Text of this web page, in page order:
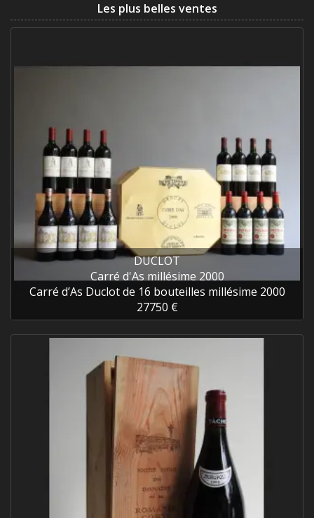
Les plus belles ventes
DUCLOT
Carré d'As millésime 2000
Carré d’As Duclot de 16 bouteilles millésime 2000
27750 €